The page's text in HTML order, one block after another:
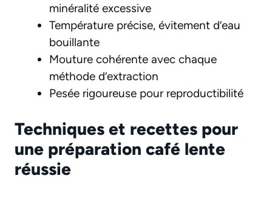
minéralité excessive
Température précise, évitement d’eau
bouillante
Mouture cohérente avec chaque
méthode d’extraction
Pesée rigoureuse pour reproductibilité
Techniques et recettes pour
une préparation café lente
réussie